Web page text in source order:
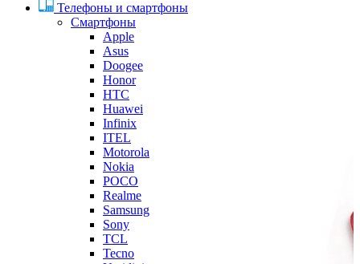
Телефоны и смартфоны
Смартфоны
Apple
Asus
Doogee
Honor
HTC
Huawei
Infinix
ITEL
Motorola
Nokia
POCO
Realme
Samsung
Sony
TCL
Tecno